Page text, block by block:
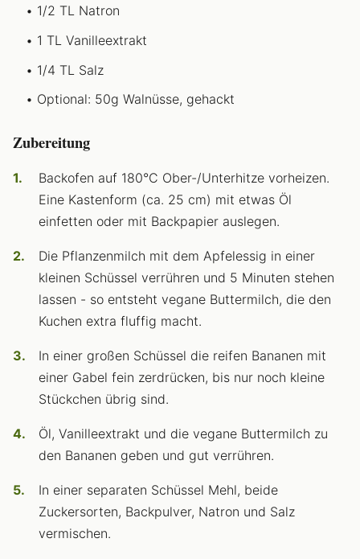
1/2 TL Natron
1 TL Vanilleextrakt
1/4 TL Salz
Optional: 50g Walnüsse, gehackt
Zubereitung
Backofen auf 180°C Ober-/Unterhitze vorheizen.
Eine Kastenform (ca. 25 cm) mit etwas Öl
einfetten oder mit Backpapier auslegen.
Die Pflanzenmilch mit dem Apfelessig in einer
kleinen Schüssel verrühren und 5 Minuten stehen
lassen - so entsteht vegane Buttermilch, die den
Kuchen extra fluffig macht.
In einer großen Schüssel die reifen Bananen mit
einer Gabel fein zerdrücken, bis nur noch kleine
Stückchen übrig sind.
Öl, Vanilleextrakt und die vegane Buttermilch zu
den Bananen geben und gut verrühren.
In einer separaten Schüssel Mehl, beide
Zuckersorten, Backpulver, Natron und Salz
vermischen.